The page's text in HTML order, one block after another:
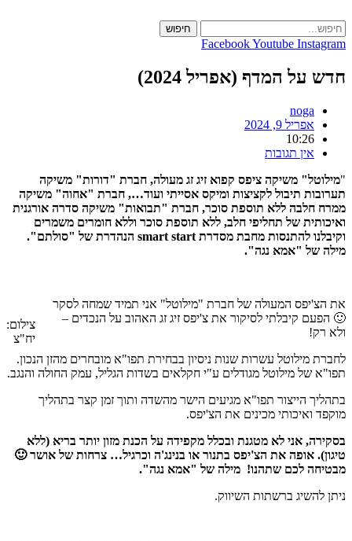
to
content
חיפוש
FacebookYoutube Instagram
חדש על המדף (אפריל 2024)
noga
אפריל 9, 2024
10:26
אין תגובות
"מילוטל" משיקה ציפס קפוא זיג זג מעולה, חברת "דורות" משיקה
תערובות תיבול לקציצות ומיקס אסייתי ועוד…, חברת "אחוה" משיקה
ממרח חלבה ללא תוספת סוכר, חברת "תבואות" משיקה סדרה אורגנית
ואיכותית של תחליפי חלב, ללא תוספת סוכר וללא חומרים משמרים
וקיבלנו להתנסות מחבת מסדרת smart start הנהדרת של "סולתם".
מילה של "אמא נגה".
צילום:
יח"צ
את הצ'יפס המעולה של חברת "מילוטל" אני תמיד שמחה לסקר
🙂 הפעם קיבלתי לסיקור את צ'יפס זיג זג האהוב על הנכדים –
ולא רק!
לחברת מילוטל עשרות שנות ניסיון בבחירת תפו"א מובחרים מהזן הנכון.
תפו"א של מילוטל מגודלים ע"י חקלאים בשדות הגליל, עמק החולה והנגב.
בתהליך הייצור תפו"א מגיעים הישר מהשדה ותוך זמן קצר בתהליך
מוקפד ואיכותי מכינים את הצ'יפס.
בסקירה, אני לא מטגנת ובכלל מקפידה על הכנת מזון יותר בריא (ללא
טיגון). אופה את הצ'יפס בתנור או בנינג'ה וכרגיל… צרחות של אושר 🙂
מבטיחה לכם שתהנו! מילה של "אמא נגה".
ניתן להשיג ברשתות השיווק.